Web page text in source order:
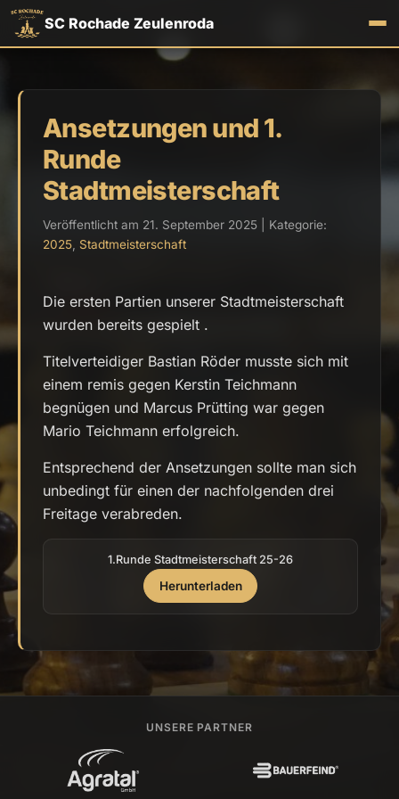
SC Rochade Zeulenroda
Ansetzungen und 1.
Runde
Stadtmeisterschaft
Veröffentlicht am 21. September 2025 | Kategorie:
2025 Stadtmeisterschaft
Die ersten Partien unserer Stadtmeisterschaft
wurden bereits gespielt .
Titelverteidiger Bastian Röder musste sich mit
einem remis gegen Kerstin Teichmann
begnügen und Marcus Prütting war gegen
Mario Teichmann erfolgreich.
Entsprechend der Ansetzungen sollte man sich
unbedingt für einen der nachfolgenden drei
Freitage verabreden.
1.Runde Stadtmeisterschaft 25-26
Herunterladen
UNSERE PARTNER